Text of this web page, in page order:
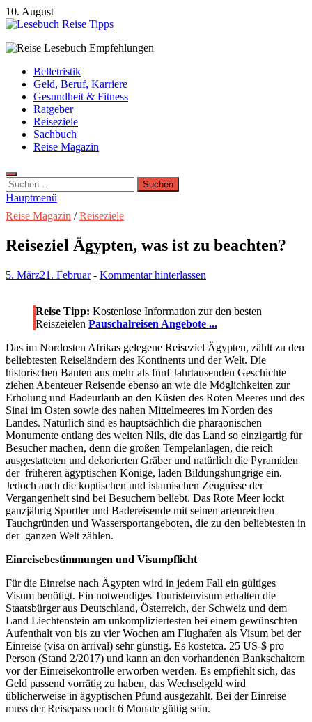
Zum
Inhalt
10. August
Lesebuch Reise Tipps
Belletristik
Geld, Beruf, Karriere
Gesundheit & Fitness
Ratgeber
Reiseziele
Sachbuch
Reise Magazin
Suchen
nach:
Hauptmenü
Reise Magazin /Reiseziele
Reiseziel Ägypten, was ist zu beachten?
5. März21. Februar- Kommentar hinterlassen
Reise Tipp: Kostenlose Information zur den besten
Reiszeielen Pauschalreisen Angebote ...
Das im Nordosten Afrikas gelegene Reiseziel Ägypten, zählt zu den
beliebtesten Reiseländern des Kontinents und der Welt. Die
historischen Bauten aus mehr als fünf Jahrtausenden Geschichte
ziehen Abenteuer Reisende ebenso an wie die Möglichkeiten zur
Erholung und Badeurlaub an den Küsten des Roten Meeres und des
Sinai im Osten sowie des nahen Mittelmeeres im Norden des
Landes. Natürlich sind es hauptsächlich die pharaonischen
Monumente entlang des weiten Nils, die das Land so einzigartig für
Besucher machen, denn die großen Tempelanlagen, die reich
ausgestatteten und dekorierten Gräber und natürlich die Pyramiden
der früheren ägyptischen Könige, laden Bildungshungrige ein.
Jedoch auch die koptischen und islamischen Zeugnisse der
Vergangenheit sind bei Besuchern beliebt. Das Rote Meer lockt
ganzjährig Sportler und Badereisende mit seinen artenreichen
Tauchgründen und Wassersportangeboten, die zu den beliebtesten in
der ganzen Welt zählen.
Einreisebestimmungen und Visumpflicht
Für die Einreise nach Ägypten wird in jedem Fall ein gültiges
Visum benötigt. Ein notwendiges Touristenvisum erhalten die
Staatsbürger aus Deutschland, Österreich, der Schweiz und dem
Land Liechtenstein am unkompliziertesten bei einem gewünschten
Aufenthalt von bis zu vier Wochen am Flughafen als Visum bei der
Einreise (visa on arrival) sehr günstig. Es kostetca. 25 US-$ pro
Person (Stand 2/2017) und kann an den vorhandenen Bankschaltern
vor der Einreisekontrolle erworben werden. Es empfiehlt sich, das
Geld passend vorrätig zu haben, das Wechselgeld wird
üblicherweise in ägyptischen Pfund ausgezahlt. Bei der Einreise
muss der Reisepass noch 6 Monate gültig sein.